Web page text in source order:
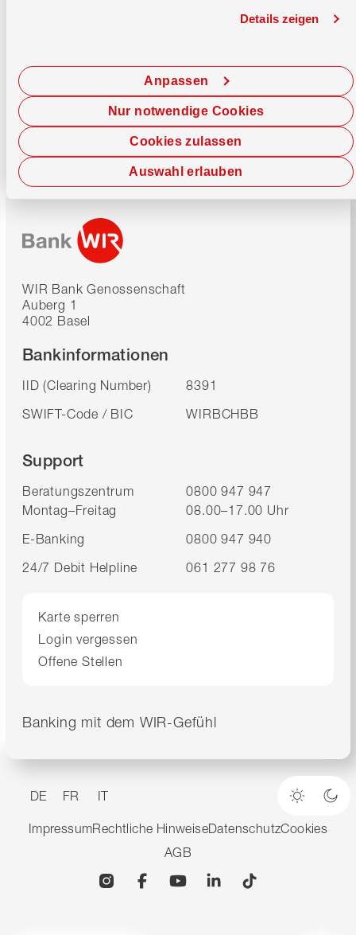
Details zeigen
Cookies zulassen
Anpassen
Auswahl erlauben
Nur notwendige Cookies
Jetzt chatten
WIR Bank Genossenschaft
Auberg 1
4002 Basel
Bankinformationen
IID (Clearing Number)
8391
SWIFT-Code / BIC
WIRBCHBB
Support
Beratungszentrum
0800 947 947
Montag–Freitag
08.00–17.00 Uhr
E-Banking
0800 947 940
24/7 Debit Helpline
061 277 98 76
Karte sperren
Login vergessen
Offene Stellen
Banking mit dem WIR-Gefühl
DE FR IT
Heller
ImpressumRechtliche HinweiseDatenschutzCookies
AGB
InstagramFacebookYouTubeLinkedin